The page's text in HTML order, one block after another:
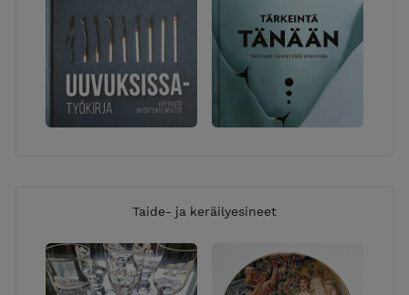
Taide- ja keräilyesineet